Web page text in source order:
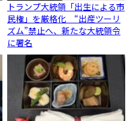
トランプ大統領「出生による市
民権」を厳格化 “出産ツーリ
ズム”禁止へ、新たな大統領令
に署名